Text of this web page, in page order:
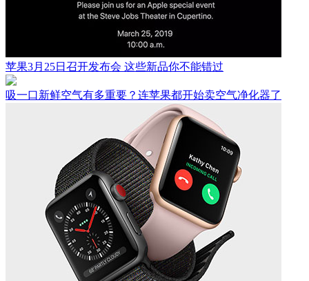
苹果3月25日召开发布会 这些新品你不能错过
吸一口新鲜空气有多重要？连苹果都开始卖空气净化器了